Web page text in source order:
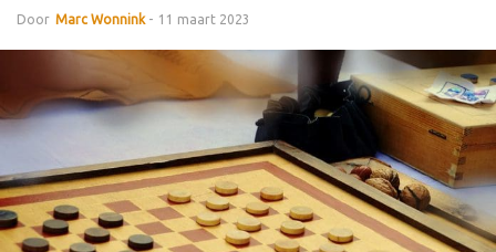
Door Marc Wonnink - 11 maart 2023